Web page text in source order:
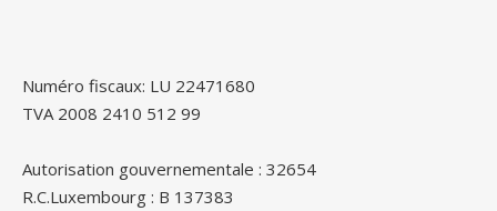
Numéro fiscaux: LU 22471680
TVA 2008 2410 512 99
Autorisation gouvernementale : 32654
R.C.Luxembourg : B 137383